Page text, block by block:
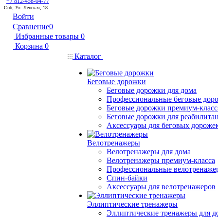
Спб, Ул. Ленская, 18
Войти
Сравнение0
Избранные товары 0
Корзина 0
Каталог
Беговые дорожки
Беговые дорожки для дома
Профессиональные беговые
Беговые дорожки премиум-
Беговые дорожки для
Аксессуары для беговых
Велотренажеры
Велотренажеры для дома
Велотренажеры премиум-класса
Профессиональные
Спин-байки
Аксессуары для велотренажеров
Эллиптические тренажеры
Эллиптические тренажеры для